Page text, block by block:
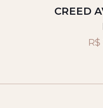
CREED
R$